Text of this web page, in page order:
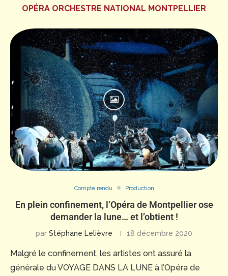
OPÉRA ORCHESTRE NATIONAL MONTPELLIER
Compte rendu Production
En plein confinement, l’Opéra de Montpellier ose
demander la lune… et l’obtient !
par Stéphane Lelièvre 18 décembre 2020
Malgré le confinement, les artistes ont assuré la
générale du VOYAGE DANS LA LUNE à l’Opéra de